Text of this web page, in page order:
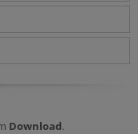
Download.